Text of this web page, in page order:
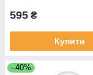
595 ₴
Купити
–40%